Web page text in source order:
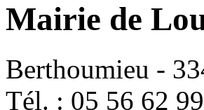
Mairie de
Berthoumieu -
Tél. : 05 56 62